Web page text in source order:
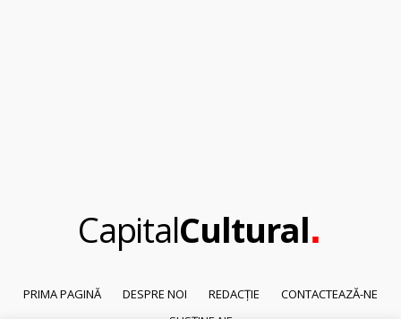
CapitalCultural.
PRIMA PAGINĂ DESPRE NOI REDACȚIE
CONTACTEAZĂ-NE